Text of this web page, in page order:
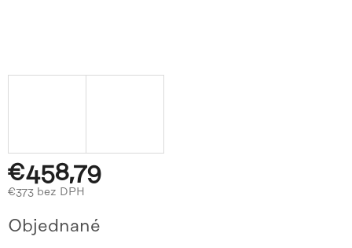
€458,79
€373 bez DPH
cena:
Objednané